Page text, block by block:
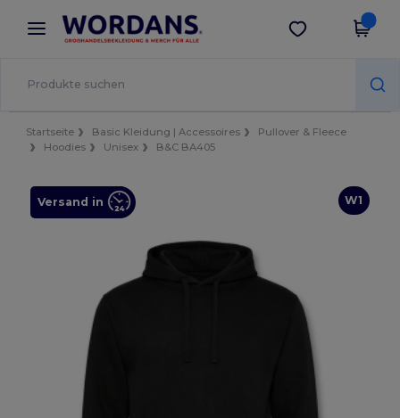
× Wordans App
Bessere Preise in der App!
App holen
Startseite Basic Kleidung | Accessoires
Pullover & Fleece
Hoodies
Unisex B&C BA405
W1
Versand in